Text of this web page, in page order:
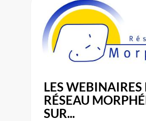
LES WEBINAIRES
RÉSEAU
SUR...